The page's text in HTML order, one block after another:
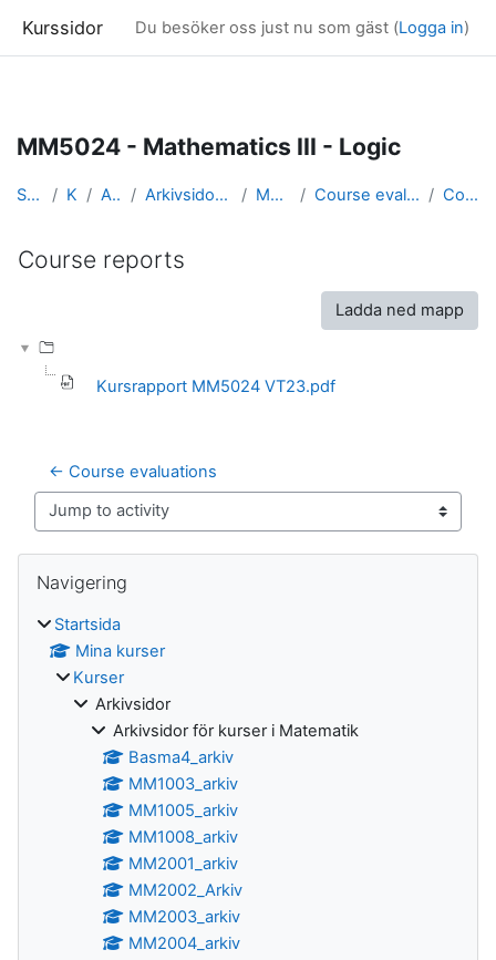
Kurssidor Du besöker oss just nu som gäst (Logga in)
MM5024 - Mathematics III - Logic
Startsida Kurser Arkivsidor Arkivsidor för kurser i Matematik MM5024_arkiv Course evaluation and course reports Course reports
Course reports
Ladda ned mapp
Kursrapport MM5024 VT23.pdf
← Course evaluations
Jump to activity
Block
Navigering
Startsida
Mina kurser
Kurser
Arkivsidor
Arkivsidor för kurser i Matematik
Basma4_arkiv
MM1003_arkiv
MM1005_arkiv
MM1008_arkiv
MM2001_arkiv
MM2002_Arkiv
MM2003_arkiv
MM2004_arkiv